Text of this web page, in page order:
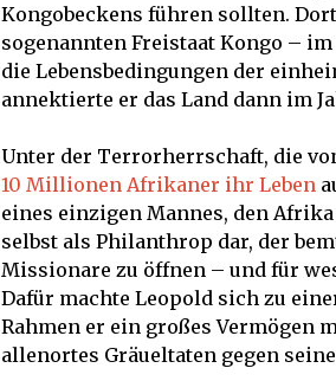
Kongobeckens führen sollten.
sogenannten Freistaat Kongo – im
die Lebensbedingungen der
annektierte er das Land dann im
Unter der Terrorherrschaft, die
10 Millionen Afrikaner ihr Leben
eines einzigen Mannes, den
selbst als Philanthrop dar, der
Missionare zu öffnen – und für
Dafür machte Leopold sich zu
Rahmen er ein großes Vermögen
allenortes Gräueltaten gegen